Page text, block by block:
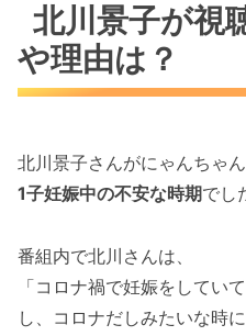
北川景子が視
や理由は？
北川景子さんがにゃんちゃ
1子妊娠中の不安な時期でし
番組内で北川さんは、
「コロナ禍で妊娠をしてい
し、コロナだしみたいな時